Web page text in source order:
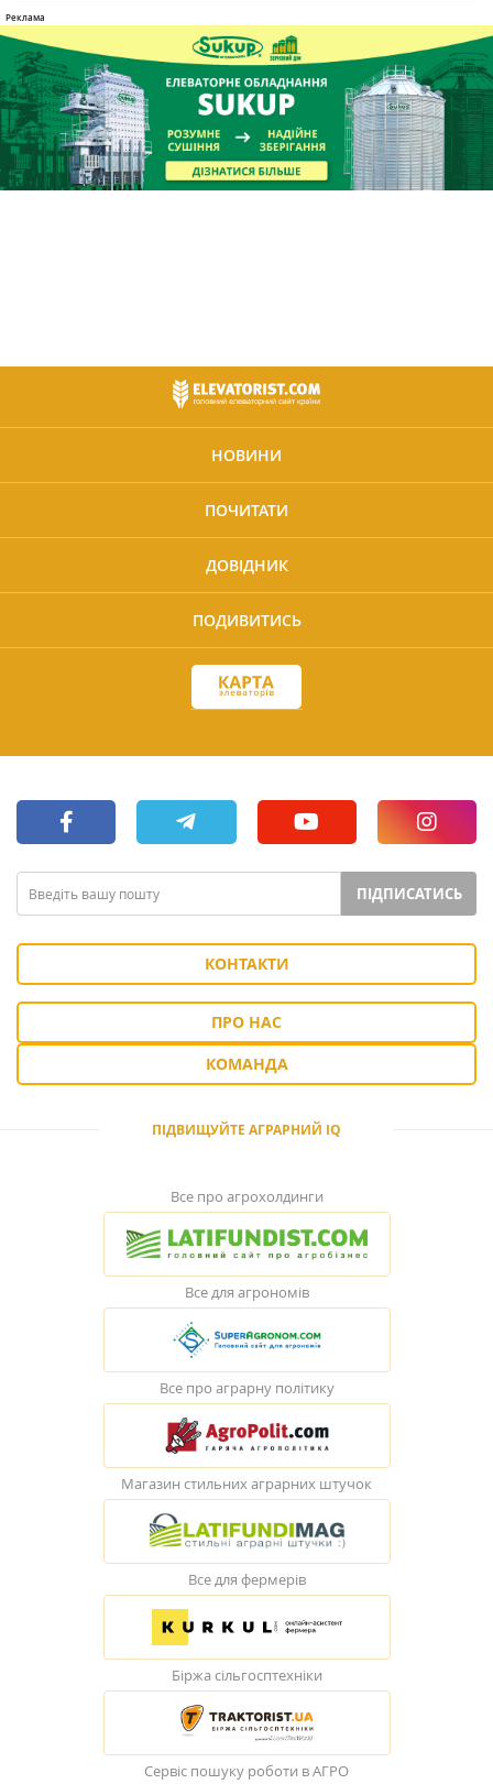
НОВИНИ
ПОЧИТАТИ
ДОВІДНИК
ПОДИВИТИСЬ
ПІДПИСАТИСЬ
КОНТАКТИ
ПРО НАС
КОМАНДА
ПІДВИЩУЙТЕ АГРАРНИЙ IQ
Все про агрохолдинги
Все для агрономів
Все про аграрну політику
Магазин стильних аграрних штучок
Все для фермерів
Біржа сільгосптехніки
Сервіс пошуку роботи в АГРО